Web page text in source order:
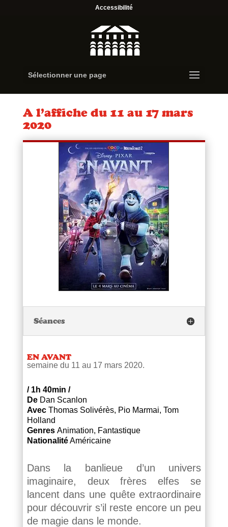
Accessibilité
Sélectionner une page
A l’affiche du 11 au 17 mars
2020
Séances
EN AVANT
semaine du 11 au 17 mars 2020.
/1h 40min /
DeDan Scanlon
AvecThomas Solivérès, Pio Marmai, Tom
Holland
Genres Animation, Fantastique
NationalitéAméricaine
Dans la banlieue d’un univers
imaginaire, deux frères elfes se
lancent dans une quête extraordinaire
pour découvrir s’il reste encore un peu
de magie dans le monde.